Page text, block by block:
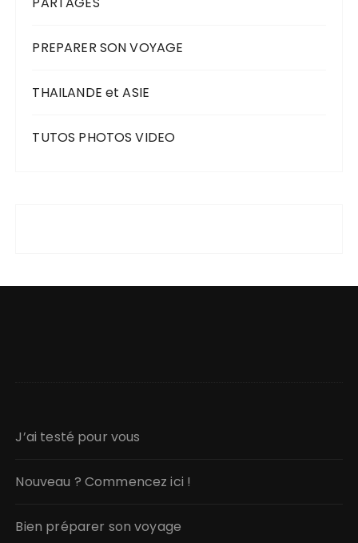
PREPARER SON VOYAGE
THAILANDE et ASIE
TUTOS PHOTOS VIDEO
J’ai testé pour vous
Nouveau ? Commencez ici !
Bien préparer son voyage